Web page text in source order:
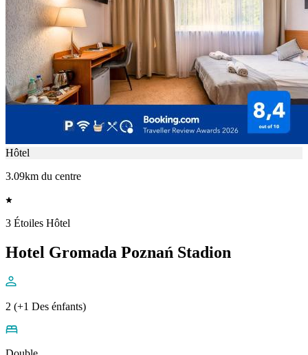
Hôtel
3.09km du centre
3 Étoiles Hôtel
Hotel Gromada Poznań Stadion
2 (+1 Des énfants)